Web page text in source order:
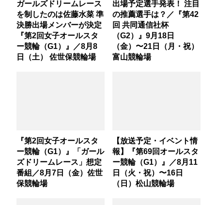
ガールズドリームレース
を制したのは佐藤水菜 準
決勝出場メンバーが決定
『第2回女子オールスタ
ー競輪（G1）』／8月8
日（土） 佐世保競輪場
出場予定選手発表！ 注目
の推薦選手は？／『第42
回 共同通信社杯
（G2）』9月18日
（金）〜21日（月・祝）
富山競輪場
『第2回女子オールスタ
ー競輪（G1）』「ガール
ズドリームレース」想定
番組／8月7日（金）佐世
保競輪場
【放送予定・イベント情
報】『第69回オールスタ
ー競輪（G1）』／8月11
日（火・祝）〜16日
（日）松山競輪場